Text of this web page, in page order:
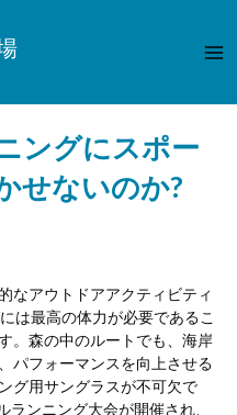
イ
ン
ー
ングにスポー
せないのか?
なアウトドアアクティビティ
は最高の体力が必要であるこ
。森の中のルートでも、海岸
パフォーマンスを向上させる
グ用サングラスが不可欠で
ンニング大会が開催され、